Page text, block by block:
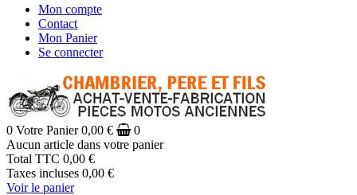
Mon compte
Contact
Mon Panier
Se connecter
0 Votre Panier 0,00 €
0
Aucun article dans votre panier
Total TTC 0,00 €
Taxes incluses 0,00 €
Voir le panier